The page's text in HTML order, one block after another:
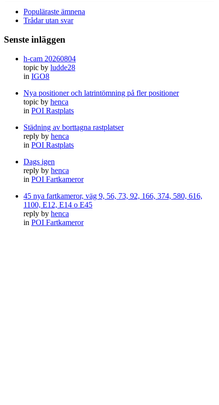
Populäraste ämnena
Trådar utan svar
Senste inläggen
h-cam 20260804
topic by ludde28
in IGO8
Nya positioner och latrintömning på fler positioner
topic by henca
in POI Rastplats
Städning av borttagna rastplatser
reply by henca
in POI Rastplats
Dags igen
reply by henca
in POI Fartkameror
45 nya fartkameror, väg 9, 56, 73, 92, 166, 374, 580, 616,
1100, E12, E14 o E45
reply by henca
in POI Fartkameror